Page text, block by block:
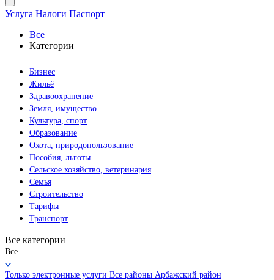
Услуга Налоги Паспорт
Все
Категории
Бизнес
Жильё
Здравоохранение
Земля, имущество
Культура, спорт
Образование
Охота, природопользование
Пособия, льготы
Сельское хозяйство, ветеринария
Семья
Строительство
Тарифы
Транспорт
Все категории
Все
Только электронные услуги Все районы Арбажский район